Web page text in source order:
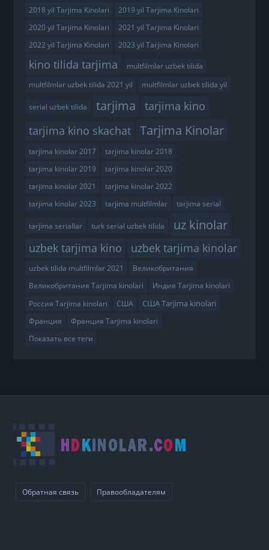
2018 yil Tarjima Kinolari
2019 yil Tarjima Kinolari
2020 yil Tarjima Kinolari
2021 yil Tarjima Kinolari
2022 yil Tarjima Kinolari
2023 yil Tarjima Kinolari
kino tilida tarjima
multfilmlar uzbek tilida
multfilmlar uzbek tilida 2021 yil
multfilmlar uzbek tilida yil
serial uzbek tilida tarjima
tarjima kino
tarjima kino skachat
Tarjima Kinolar
tarjima kinolar 2017
tarjima kinolar 2018
tarjima kinolar 2019
tarjima kinolar 2020
tarjima kinolar 2021
tarjima kinolar 2022
tarjima kinolar 2023
tarjima multfilmlar tarjima serial
tarjima seriallar turk serial uzbek tilida uz kinolar
uzbek tarjima kino uzbek tarjima kinolar
uzbek tilida multfilmlar 2021
Великобритания
Великобритания Tarjima kinolari
Индия Tarjima kinolari
Россия Tarjima kinolari
США США Tarjima kinolari
Франция
Франция Tarjima kinolari
Показать все теги
Обратная связь Правообладателям